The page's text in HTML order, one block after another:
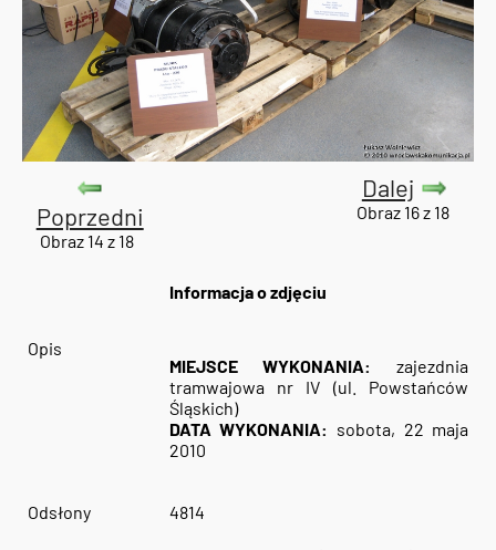
Poprzedni
Obraz 14 z 18
Dalej
Obraz 16 z 18
Informacja o zdjęciu
Opis
MIEJSCE WYKONANIA:
zajezdnia
tramwajowa nr IV (ul. Powstańców
Śląskich)
DATA WYKONANIA: sobota, 22 maja
2010
Odsłony 4814